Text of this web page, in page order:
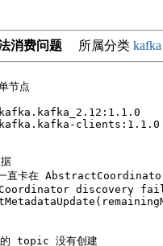
消费问题 所属分类 kafka
节点
clients:1.1.0
一直卡在
discovery
topic 没有创建